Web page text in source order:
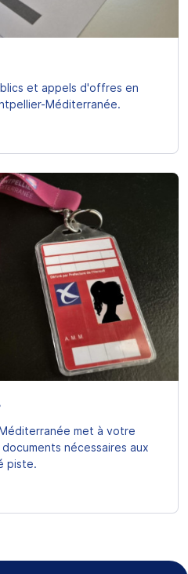
et appels d'offres en
Méditerranée.
met à votre
nécessaires aux
piste.